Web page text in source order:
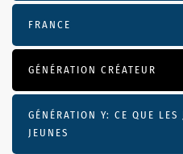
FRANCE
GÉNÉRATION CRÉATEUR
GÉNÉRATION Y: CE QUE LES
JEUNES